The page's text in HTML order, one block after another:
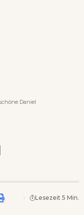
Daniel
Lesezeit 5 Min.